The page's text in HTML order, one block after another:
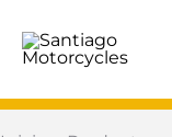
contenido